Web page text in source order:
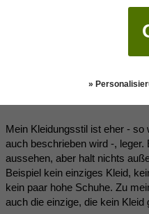
es auch immer geklappt und
auch "den ersten Schritt
brauche es auch irgendwie.
ich auch die Schmerzen, die
es mir auch gar nicht
Mein Kleidungsstil ist eher -
auch beschrieben wird -,
aussehen, aber halt nichts
Beispiel kein einziges Kleid,
kein paar hohe Schuhe. Zu
auch die einzige, die kein Kleid
»